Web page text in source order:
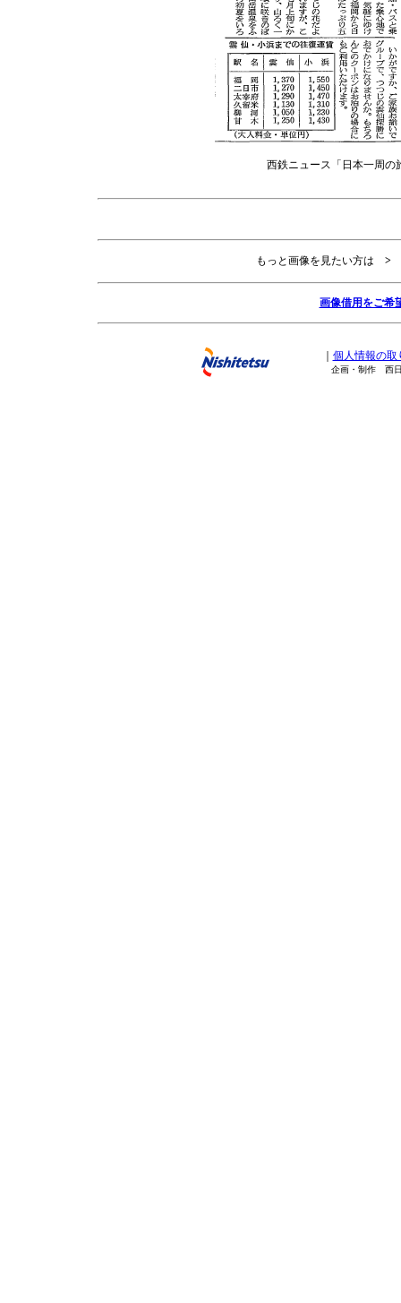
西鉄ニュース「日本一周の
もっと画像を見たい方は >
画像借用をご希
個人情報の取
企画・制作 西日